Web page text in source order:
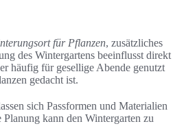
für Pflanzen, zusätzliches
des Wintergartens beeinflusst direkt
häufig für gesellige Abende genutzt
gedacht ist.
sich Passformen und Materialien
kann den Wintergarten zu